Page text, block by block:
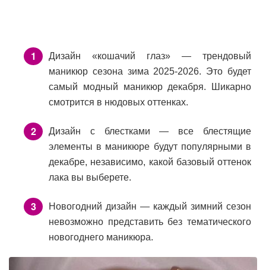
Дизайн «кошачий глаз» — трендовый
маникюр сезона зима 2025-2026. Это будет
самый модный маникюр декабря. Шикарно
смотрится в нюдовых оттенках.
Дизайн с блестками — все блестящие
элементы в маникюре будут популярными в
декабре, независимо, какой базовый оттенок
лака вы выберете.
Новогодний дизайн — каждый зимний сезон
невозможно представить без тематического
новогоднего маникюра.